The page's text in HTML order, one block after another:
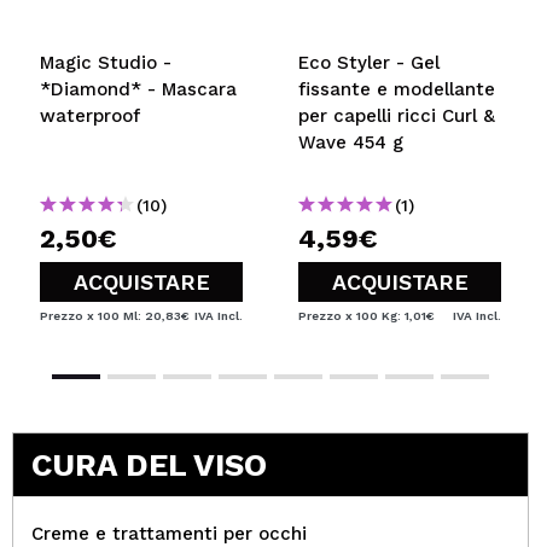
Magic Studio -
*Diamond* - Mascara
waterproof
(10)
2,50€
ACQUISTARE
Prezzo x 100 Ml: 20,83€ IVA Incl.
Eco Styler - Gel
fissante e modellante
per capelli ricci Curl &
Wave 454 g
(1)
4,59€
ACQUISTARE
Prezzo x 100 Kg: 1,01€ IVA Incl.
CURA DEL VISO
Creme e trattamenti per occhi